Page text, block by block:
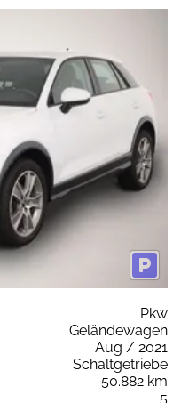
Pkw
Geländewagen
Aug / 2021
Schaltgetriebe
50.882 km
5